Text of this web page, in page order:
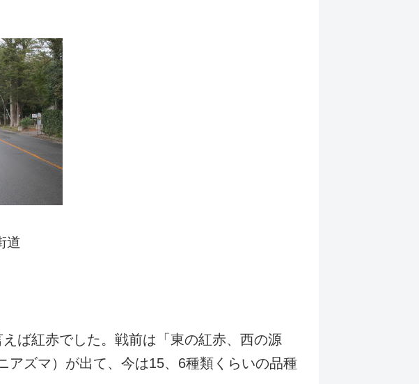
道
ば紅赤でした。戦前は「東の紅赤、西の源
アズマ）が出て、今は15、6種類くらいの品種